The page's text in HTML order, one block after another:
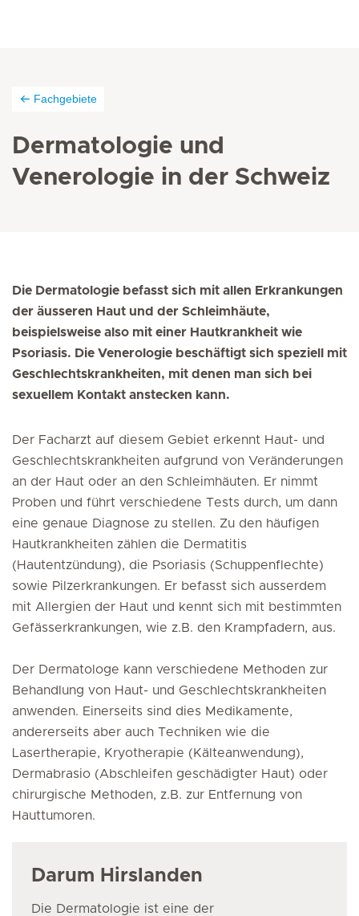
Fachgebiete
Dermatologie und
Venerologie in der Schweiz
Die Dermatologie befasst sich mit allen Erkrankungen
der äusseren Haut und der Schleimhäute,
beispielsweise also mit einer Hautkrankheit wie
Psoriasis. Die Venerologie beschäftigt sich speziell mit
Geschlechtskrankheiten, mit denen man sich bei
sexuellem Kontakt anstecken kann.
Der Facharzt auf diesem Gebiet erkennt Haut- und
Geschlechtskrankheiten aufgrund von Veränderungen
an der Haut oder an den Schleimhäuten. Er nimmt
Proben und führt verschiedene Tests durch, um dann
eine genaue Diagnose zu stellen. Zu den häufigen
Hautkrankheiten zählen die Dermatitis
(Hautentzündung), die Psoriasis (Schuppenflechte)
sowie Pilzerkrankungen. Er befasst sich ausserdem
mit Allergien der Haut und kennt sich mit bestimmten
Gefässerkrankungen, wie z.B. den Krampfadern, aus.
Der Dermatologe kann verschiedene Methoden zur
Behandlung von Haut- und Geschlechtskrankheiten
anwenden. Einerseits sind dies Medikamente,
andererseits aber auch Techniken wie die
Lasertherapie, Kryotherapie (Kälteanwendung),
Dermabrasio (Abschleifen geschädigter Haut) oder
chirurgische Methoden, z.B. zur Entfernung von
Hauttumoren.
Darum Hirslanden
Die Dermatologie ist eine der